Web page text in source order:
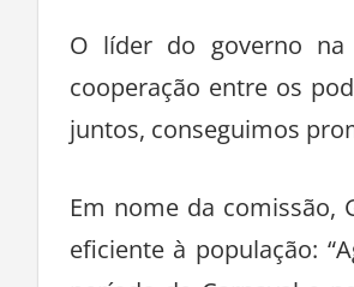
O líder do governo na
cooperação entre os
juntos, conseguimos
Em nome da comissão,
eficiente à população: